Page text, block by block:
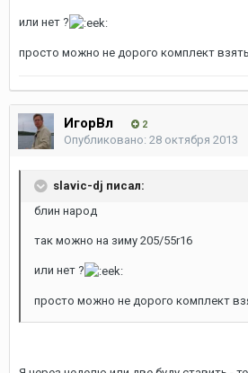
или нет ?
просто можно не дорого комплект
ИгорВл 2
Опубликовано: 28 октября 2013
slavic-dj писал:
блин народ
так можно на зиму 205/55r16
или нет ?
просто можно не дорого комплект